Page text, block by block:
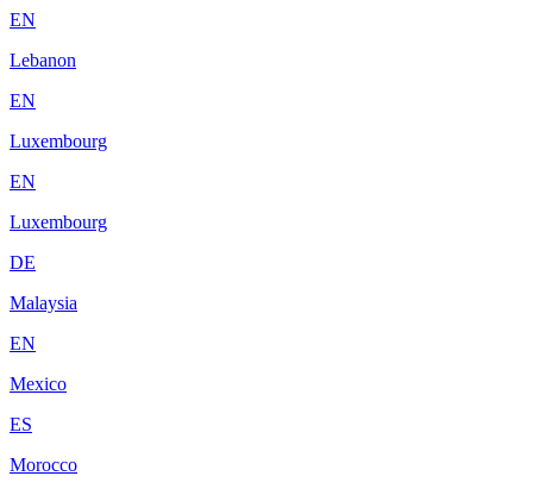
EN
Lebanon
EN
Luxembourg
EN
Luxembourg
DE
Malaysia
EN
Mexico
ES
Morocco